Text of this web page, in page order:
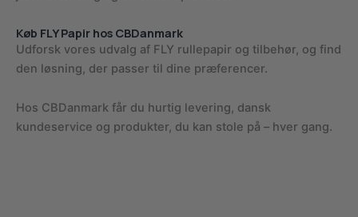
Køb FLY Papir hos CBDanmark
Udforsk vores udvalg af FLY rullepapir og tilbehør, og find
den løsning, der passer til dine præferencer.
Hos CBDanmark får du hurtig levering, dansk
kundeservice og produkter, du kan stole på – hver gang.